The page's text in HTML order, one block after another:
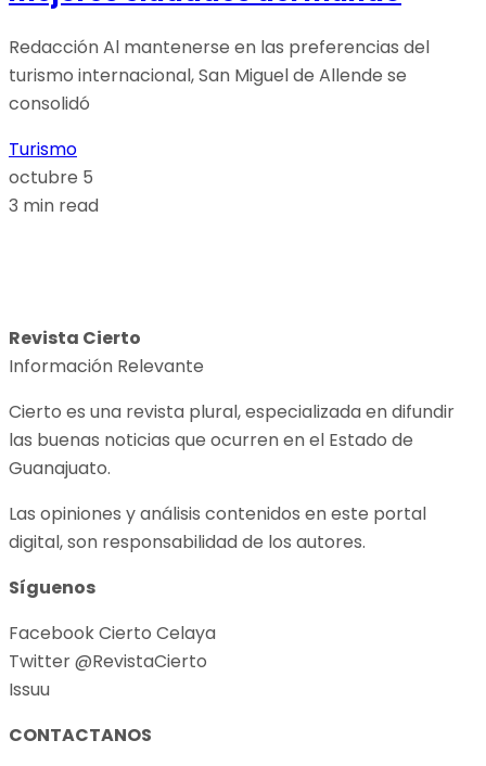
Redacción Al mantenerse en las preferencias del
turismo internacional, San Miguel de Allende se
consolidó
Turismo
octubre 5
3 min read
Revista Cierto
Información Relevante
Cierto es una revista plural, especializada en difundir
las buenas noticias que ocurren en el Estado de
Guanajuato.
Las opiniones y análisis contenidos en este portal
digital, son responsabilidad de los autores.
Síguenos
Facebook Cierto Celaya
Twitter @RevistaCierto
Issuu
CONTACTANOS